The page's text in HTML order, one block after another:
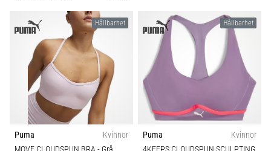
Hållbarhet
Puma
Kvinnor
Hållbarhet
Puma
Kvinnor